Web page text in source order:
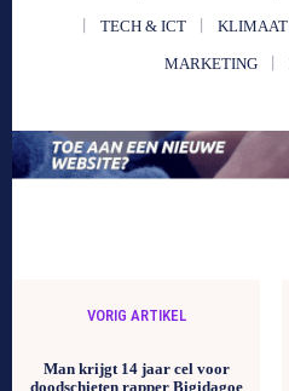
TECH & ICT KLIMAAT
MARKETING
VORIG ARTIKEL
Man krijgt 14 jaar cel voor
doodschieten rapper Bigidagoe